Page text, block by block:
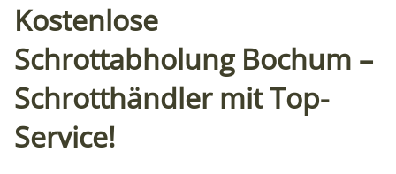
Kostenlose
Schrottabholung Bochum –
Schrotthändler mit Top-
Service!